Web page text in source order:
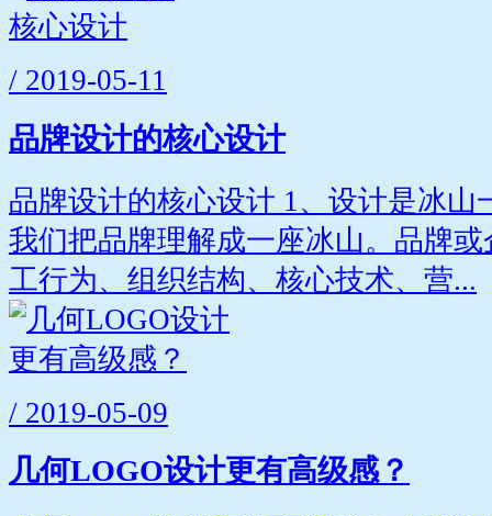
/ 2019-05-11
品牌设计的核心设计
品牌设计的核心设计 1、设计是冰山
我们把品牌理解成一座冰山。品牌
工行为、组织结构、核心技术、营...
/ 2019-05-09
几何LOGO设计更有高级感？